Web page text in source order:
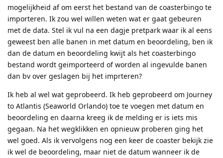
mogelijkheid af om eerst het bestand van de coasterbingo te
importeren. Ik zou wel willen weten wat er gaat gebeuren
met de data. Stel ik vul na een dagje pretpark waar ik al eens
geweest ben alle banen in met datum en beoordeling, ben ik
dan de datum en beoordeling kwijt als het coasterbingo
bestand wordt geimporteerd of worden al ingevulde banen
dan bv over geslagen bij het imprteren?
Ik heb al wel wat geprobeerd. Ik heb geprobeerd om Journey
to Atlantis (Seaworld Orlando) toe te voegen met datum en
beoordeling en daarna kreeg ik de melding er is iets mis
gegaan. Na het wegklikken en opnieuw proberen ging het
wel goed. Als ik vervolgens nog een keer de coaster bekijk zie
ik wel de beoordeling, maar niet de datum wanneer ik de